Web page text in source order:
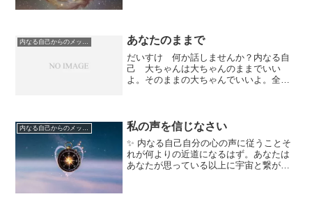
内なる自己からのメッセージ あなたのままで
だいすけ 何か話しませんか？内なる自
己 大ちゃんは大ちゃんのままでいい
よ。そのままの大ちゃんでいいよ。全部
自分の役に立ちなさい。自...
内なる自己からのメッセージ 私の声を信じなさい
✨ 内なる自己自分の心の声に従うことそ
れが何よりの近道になるはず。あなたは
あなたが思っている以上に宇宙と繋がっ